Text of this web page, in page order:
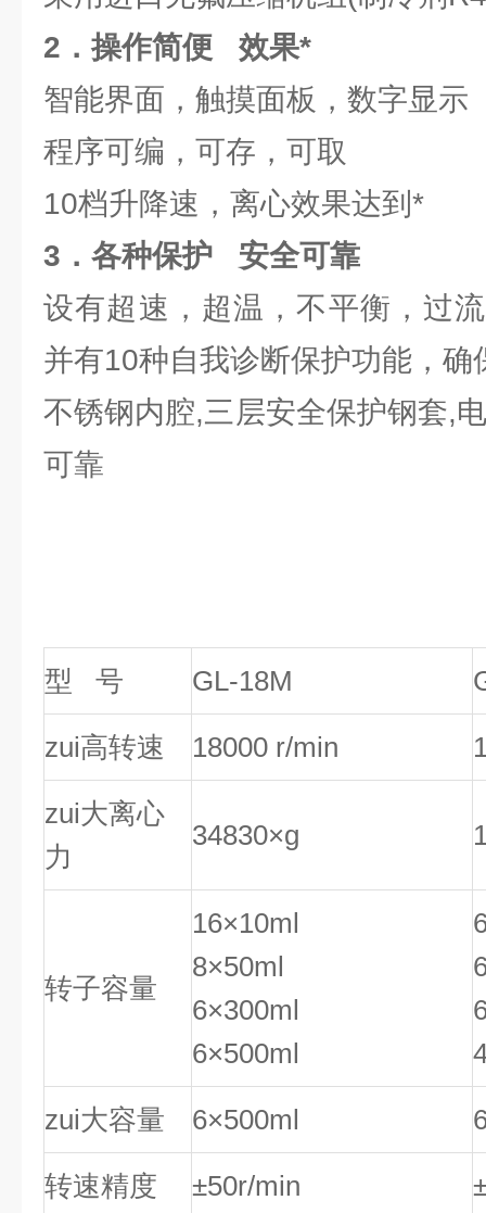
2 ．操作简便 效果*
智能界面，触摸面板，数字显示
程序可编，可存，可取
10档升降速，离心效果达到*
3 ．各种保护 安全可靠
设有超速，超温，不平衡，过
并有10种自我诊断保护功能，确
不锈钢内腔,三层安全保护钢套,
可靠
型 号 GL-18M
zui高转速 18000 r/min
zui大离心
力
34830×g
转子容量
16×10ml
8×50ml
6×300ml
6×500ml
zui大容量 6×500ml
转速精度 ±50r/min